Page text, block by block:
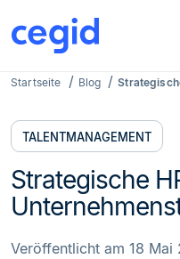
Startseite Blog
TALENTMANAGEMENT
Strategische
Veröffentlicht am 18 Mai